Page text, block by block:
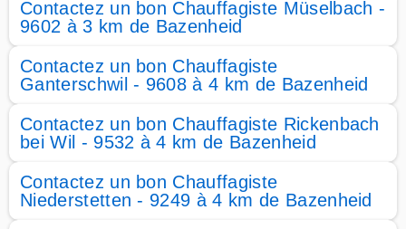
Contactez un bon Chauffagiste Müselbach -
9602 à 3 km de Bazenheid
Contactez un bon Chauffagiste
Ganterschwil - 9608 à 4 km de Bazenheid
Contactez un bon Chauffagiste Rickenbach
bei Wil - 9532 à 4 km de Bazenheid
Contactez un bon Chauffagiste
Niederstetten - 9249 à 4 km de Bazenheid